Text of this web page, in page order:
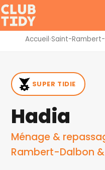
Accueil›Saint-
SUPER TIDIE
Hadia
Ménage &
Rambert-Dalbon